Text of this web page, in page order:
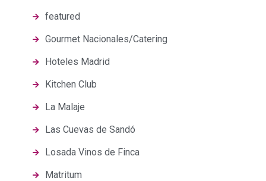
featured
Gourmet Nacionales/Catering
Hoteles Madrid
Kitchen Club
La Malaje
Las Cuevas de Sandó
Losada Vinos de Finca
Matritum